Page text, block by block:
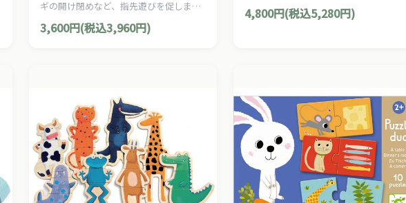
ギの開け閉めなど、指先遊びを促しま
3,600円(税込3,960円)
ん♪
4,800円(税込5,280円)